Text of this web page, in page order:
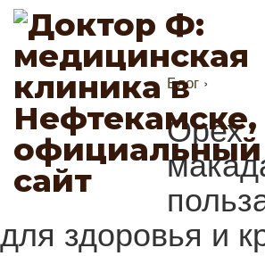
Блог ›
Орех
для здоровья и